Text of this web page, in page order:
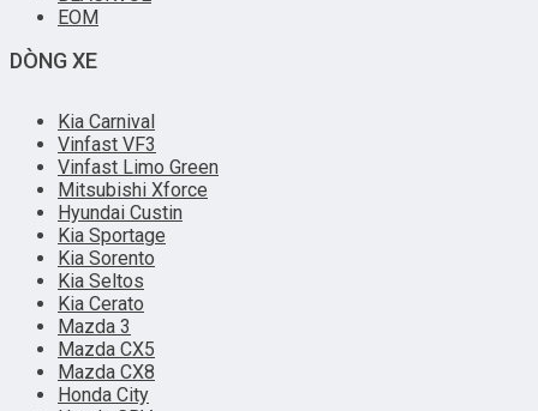
EOM
DÒNG XE
Kia Carnival
Vinfast VF3
Vinfast Limo Green
Mitsubishi Xforce
Hyundai Custin
Kia Sportage
Kia Sorento
Kia Seltos
Kia Cerato
Mazda 3
Mazda CX5
Mazda CX8
Honda City